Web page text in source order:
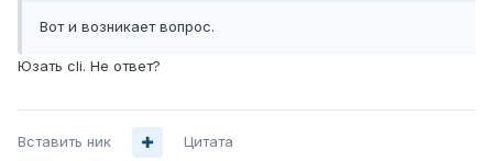
Вот и возникает вопрос.
Юзать cli. Не ответ?
Вставить ник Цитата